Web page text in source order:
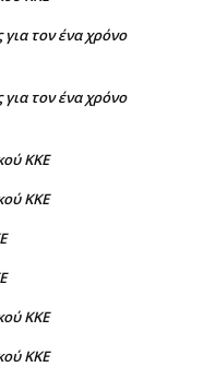
τον ένα χρόνο
τον ένα χρόνο
ΚΚΕ
ΚΚΕ
ΚΚΕ
ΚΚΕ